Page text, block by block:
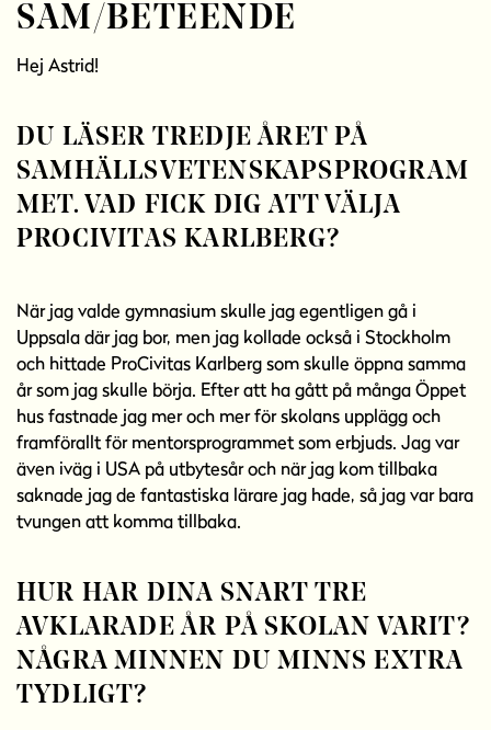
SAM/BETEENDE
Hej Astrid!
DU LÄSER TREDJE ÅRET PÅ
SAMHÄLLSVETENSKAPSPROGRAM
MET. VAD FICK DIG ATT VÄLJA
PROCIVITAS KARLBERG?
När jag valde gymnasium skulle jag egentligen gå i
Uppsala där jag bor, men jag kollade också i Stockholm
och hittade ProCivitas Karlberg som skulle öppna samma
år som jag skulle börja. Efter att ha gått på många Öppet
hus fastnade jag mer och mer för skolans upplägg och
framförallt för mentorsprogrammet som erbjuds. Jag var
även iväg i USA på utbytesår och när jag kom tillbaka
saknade jag de fantastiska lärare jag hade, så jag var bara
tvungen att komma tillbaka.
HUR HAR DINA SNART TRE
AVKLARADE ÅR PÅ SKOLAN VARIT?
NÅGRA MINNEN DU MINNS EXTRA
TYDLIGT?